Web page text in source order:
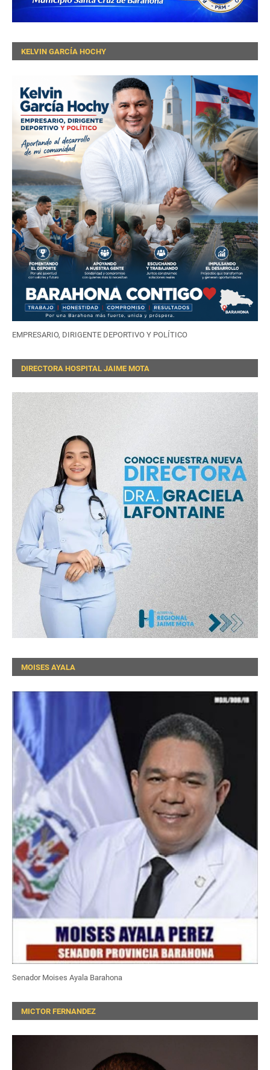
KELVIN GARCÍA HOCHY
EMPRESARIO, DIRIGENTE DEPORTIVO Y POLÍTICO
DIRECTORA HOSPITAL JAIME MOTA
MOISES AYALA
Senador Moises Ayala Barahona
MICTOR FERNANDEZ